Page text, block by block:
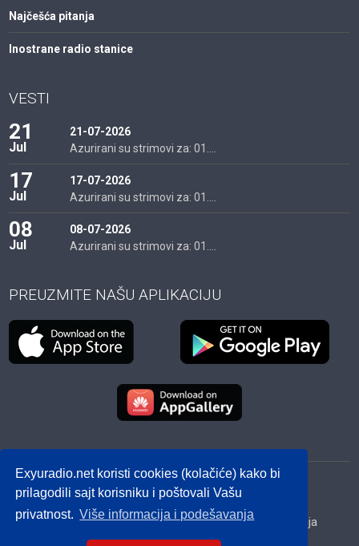
Exyuradio.net koristi cookies (kolačiće) kako bi
prilagodili sajt korisniku i poštovali Vašu
privatnost. Više informacija i podešavanja
Najčešća pitanja
Inostrane radio stanice
VESTI
21
Jul
21-07-2026
Azurirani su strimovi za: 01....
17
Jul
17-07-2026
Azurirani su strimovi za: 01....
08
Jul
08-07-2026
Azurirani su strimovi za: 01....
PREUZMITE NAŠU APLIKACIJU
© 2012 - 2026! exyuradio.net -Politika privatnosti -
created by IMS.RS
Srbija
Hrvatska BiH Crna Gora Makedonija
Slovenija